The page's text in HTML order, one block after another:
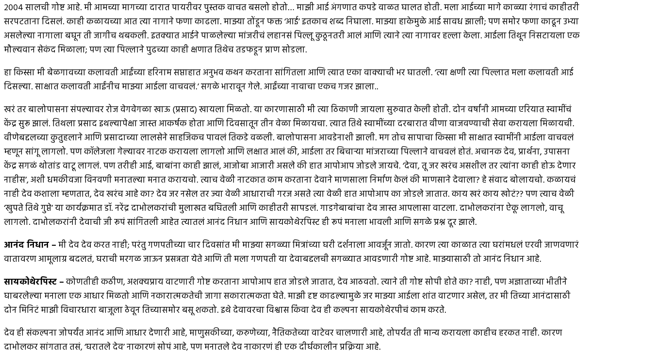
२००४ सालची गोष्ट आहे. मी आमच्या मागच्या दारात पायरीवर पुस्तक वाचत बसलो होतो… माझी आई अंगणात कपडे वाळत घालत होती. मला आईच्या मागे काळ्या रंगाचं काहीतरी
सरपटताना दिसलं. काही कळायच्या आत त्या नागाने फणा काढला. माझ्या तोंडून फक्त ‘आई’ इतकाच शब्द निघाला. माझ्या हाकेमुळे आई सावध झाली; पण समोर फणा काढून उभ्या
असलेल्या नागाला बघून ती जागीच थबकली. इतक्यात आईने पाळलेल्या मांजरीचं लहानसं पिल्लू कुठूनतरी आलं आणि त्याने त्या नागावर हल्ला केला. आईला तिथून निसटायला एक
मौल्यवान सेकंद मिळाला; पण त्या पिल्लाने पुढच्या काही क्षणात तिथेच तडफडून प्राण सोडला.
हा किस्सा मी बेळगावच्या कलावती आईंच्या हरिनाम सप्ताहात अनुभव कथन करताना सांगितला आणि त्यात एका वाक्याची भर घातली. ‘त्या क्षणी त्या पिल्लात मला कलावती आई
दिसल्या. साक्षात कलावती आईंनीच माझ्या आईला वाचवलं.’ सगळे भारावून गेले. आईंच्या नावाचा एकच गजर झाला..
खरं तर बालोपासना संपल्यावर रोज वेगवेगळा खाऊ (प्रसाद) खायला मिळतो. या कारणासाठी मी त्या ठिकाणी जायला सुरुवात केली होती. दोन वर्षांनी आमच्या एरियात स्वामींचं
केंद्र सुरू झालं. तिथला प्रसाद इथल्यापेक्षा जास्त आकर्षक होता आणि दिवसातून तीन वेळा मिळायचा. त्यात तिथे स्वामींच्या दरबारात वीणा वाजवण्याची सेवा करायला मिळायची.
वीणेबद्दलच्या कुतुहलाने आणि प्रसादाच्या लालसेने साहजिकच पावलं तिकडे वळली. बालोपासना आवडेनाशी झाली. मग तोच सापाचा किस्सा मी साक्षात स्वामींनी आईला वाचवलं
म्हणून सांगू लागलो. पण कॉलेजला गेल्यावर नाटक करायला लागलो आणि लक्षात आलं की, आईला तर बिचार्‍या मांजराच्या पिल्लाने वाचवलं होतं. अचानक देव, प्रार्थना, उपासना
केंद्र सगळं थोतांड वाटू लागलं. पण तरीही आई, बाबांना काही झालं, आजोबा आजारी असले की हात आपोआप जोडले जायचे. ‘देवा, तू जर खरंच असशील तर त्यांना काही होऊ देणार
नाहीस’, अशी धमकीवजा विनवणी मनातल्या मनात करायचो. त्याच वेळी नाटकात काम करताना देवाने माणसाला निर्माण केलं की माणसाने देवाला? हे संवाद बोलायचो. कळायचं
नाही देव कशाला म्हणतात, देव खरंच आहे का? देव जर नसेल तर ज्या वेळी आधाराची गरज असते त्या वेळी हात आपोआप का जोडले जातात. काय खरं काय खोटं?? पण त्याच वेळी
‘खुपते तिथे गुप्ते’ या कार्यक्रमात डॉ. नरेंद्र दाभोलकरांची मुलाखत बघितली आणि काहीतरी सापडलं. गाडगेबाबांचा देव जास्त आपलासा वाटला. दाभोलकरांना ऐकू लागलो, वाचू
लागलो. दाभोलकरांनी देवाची जी रूपं सांगितली आहेत त्यातलं आनंद निधान आणि सायकोथेरपिस्ट ही रूपं मनाला भावली आणि सगळे प्रश्न दूर झाले.
आनंद निधान –मी देव देव करत नाही; परंतु गणपतीच्या चार दिवसांत मी माझ्या सगळ्या मित्रांच्या घरी दर्शनाला आवर्जून जातो. कारण त्या काळात त्या घरांमधलं एरवी जाणवणारं
वातावरण आमूलाग्र बदलतं, घराची मरगळ जाऊन प्रसन्नता येते आणि ती मला गणपती या देवाबद्दलची सगळ्यात आवडणारी गोष्ट आहे. माझ्यासाठी तो आनंद निधान आहे.
सायकोथेरपिस्ट –कोणतीही कठीण, अशक्यप्राय वाटणारी गोष्ट करताना आपोआप हात जोडले जातात, देव आठवतो. त्याने ती गोष्ट सोपी होते का? नाही, पण अज्ञाताच्या भीतीने
घाबरलेल्या मनाला एक आधार मिळतो आणि नकारात्मकतेची जागा सकारात्मकता घेते. माझी दृष्ट काढल्यामुळे जर माझ्या आईला शांत वाटणार असेल, तर मी तिच्या आनंदासाठी
दोन मिनिटं माझी विचारधारा बाजूला ठेवून तिच्यासमोर बसू शकतो. इथे देवावरचा विश्वास किंवा देव ही कल्पना सायकोथेरपीचं काम करते.
देव ही संकल्पना जोपर्यंत आनंद आणि आधार देणारी आहे, माणुसकीच्या, करुणेच्या, नैतिकतेच्या वाटेवर चालणारी आहे, तोपर्यंत ती मान्य करायला काहीच हरकत नाही. कारण
दाभोलकर सांगतात तसं, ‘घरातले देव’ नाकारणं सोपं आहे, पण मनातले देव नाकारणं ही एक दीर्घकालीन प्रक्रिया आहे.